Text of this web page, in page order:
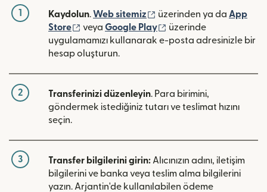
1 Kaydolun.Web sitemiz (yeni pencerede açılır)
üzerinden ya da App
Store
(yeni pencerede açılır)
veya Google Play (yeni pencerede açılır)
üzerinde
uygulamamızı kullanarak e-posta adresinizle bir
hesap oluşturun.
2 Transferinizi düzenleyin. Para birimini,
göndermek istediğiniz tutarı ve teslimat hızını
seçin.
3 Transfer bilgilerini girin: Alıcınızın adını, iletişim
bilgilerini ve banka veya teslim alma bilgilerini
yazın. Arjantin'de kullanılabilen ödeme